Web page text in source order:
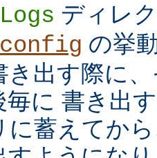
ディレ
の挙
き出す際に
毎に 書き出
に蓄えてか